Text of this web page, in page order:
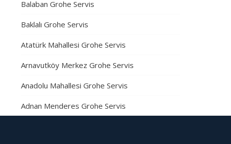
Balaban Grohe Servis
Baklalı Grohe Servis
Atatürk Mahallesi Grohe Servis
Arnavutköy Merkez Grohe Servis
Anadolu Mahallesi Grohe Servis
Adnan Menderes Grohe Servis